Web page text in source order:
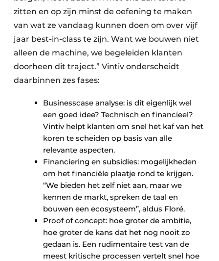
zitten en op zijn minst de oefening te maken
van wat ze vandaag kunnen doen om over vijf
jaar best-in-class te zijn. Want we bouwen niet
alleen de machine, we begeleiden klanten
doorheen dit traject.” Vintiv onderscheidt
daarbinnen zes fases:
Businesscase analyse: is dit eigenlijk wel
een goed idee? Technisch en financieel?
Vintiv helpt klanten om snel het kaf van het
koren te scheiden op basis van alle
relevante aspecten.
Financiering en subsidies: mogelijkheden
om het financiële plaatje rond te krijgen.
“We bieden het zelf niet aan, maar we
kennen de markt, spreken de taal en
bouwen een ecosysteem”, aldus Floré.
Proof of concept: hoe groter de ambitie,
hoe groter de kans dat het nog nooit zo
gedaan is. Een rudimentaire test van de
meest kritische processen vertelt snel hoe